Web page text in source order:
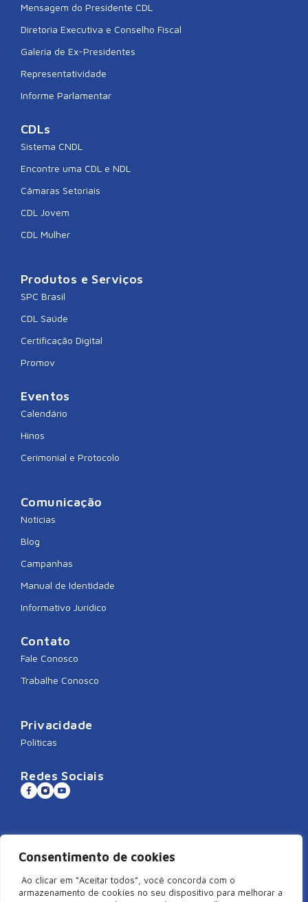
Consentimento de cookies
Ao clicar em “Aceitar todos”, você concorda com o
armazenamento de cookies no seu dispositivo para melhorar a
Mensagem do Presidente CDL
Diretoria Executiva e Conselho Fiscal
Galeria de Ex-Presidentes
Representatividade
Informe Parlamentar
CDLs
Sistema CNDL
Encontre uma CDL e NDL
Câmaras Setoriais
CDL Jovem
CDL Mulher
Produtos e Serviços
SPC Brasil
CDL Saúde
Certificação Digital
Promov
Eventos
Calendário
Hinos
Cerimonial e Protocolo
Comunicação
Notícias
Blog
Campanhas
Manual de Identidade
Informativo Jurídico
Contato
Fale Conosco
Trabalhe Conosco
Privacidade
Políticas
Redes Sociais
Sistema CNDL